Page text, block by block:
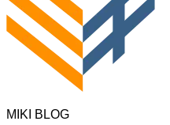
MIKI BLOG